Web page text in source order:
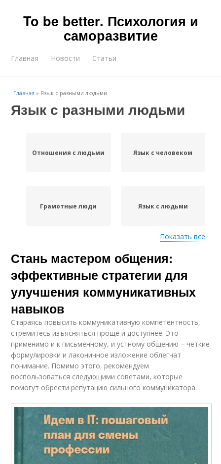
To be better. Психология и
саморазвитие
Главная Новости Статьи
Главная »Язык с разными людьми
Язык с разными людьми
Отношения с людьми Язык с человеком
Грамотные люди Язык с людьми
Общения с людьми
незнакомыми
Показать все
Стань мастером общения:
эффективные стратегии для
улучшения коммуникативных
навыков
Стараясь повысить коммуникативную компетентность,
стремитесь изъясняться проще и доступнее. Это
применимо и к письменному, и устному общению – четкие
формулировки и лаконичное изложение облегчат
понимание. Помимо этого, рекомендуем
воспользоваться следующими советами, которые
помогут обрести репутацию сильного коммуникатора.